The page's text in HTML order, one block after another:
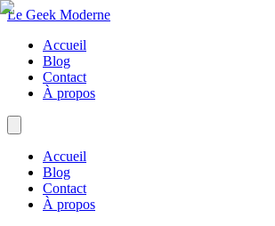
Le Geek Moderne
Accueil
Blog
Contact
À propos
Accueil
Blog
Contact
À propos